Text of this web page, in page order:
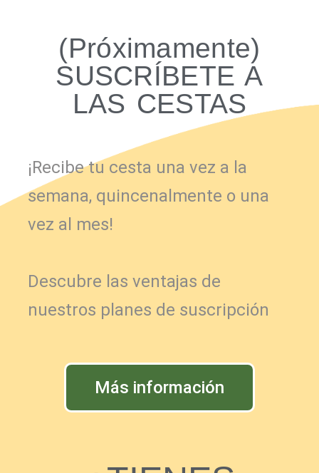
(Próximamente)
SUSCRÍBETE A
LAS CESTAS
¡Recibe tu cesta una vez a la
semana, quincenalmente o una
vez al mes!
Descubre las ventajas de
nuestros planes de suscripción
Más información